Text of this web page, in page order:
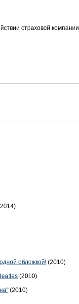
страховой компании
обложкой! (2010)
(2010)
(2010)